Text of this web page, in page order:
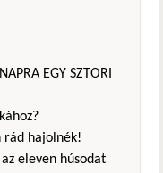
EGY SZTORI
rád hajolnék!
eleven húsodat